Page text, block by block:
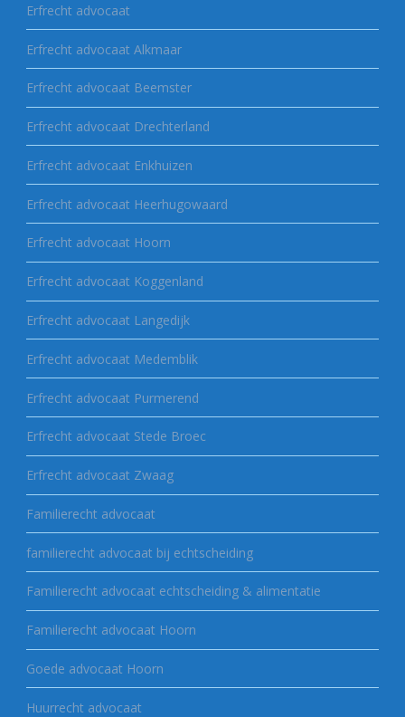
Erfrecht advocaat
Erfrecht advocaat Alkmaar
Erfrecht advocaat Beemster
Erfrecht advocaat Drechterland
Erfrecht advocaat Enkhuizen
Erfrecht advocaat Heerhugowaard
Erfrecht advocaat Hoorn
Erfrecht advocaat Koggenland
Erfrecht advocaat Langedijk
Erfrecht advocaat Medemblik
Erfrecht advocaat Purmerend
Erfrecht advocaat Stede Broec
Erfrecht advocaat Zwaag
Familierecht advocaat
familierecht advocaat bij echtscheiding
Familierecht advocaat echtscheiding & alimentatie
Familierecht advocaat Hoorn
Goede advocaat Hoorn
Huurrecht advocaat